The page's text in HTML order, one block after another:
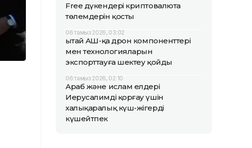
Free дүкендері криптовалюта
төлемдерін қосты
06 тамыз 2026, 03:02
Қытай АҚШ-қа дрон компоненттері
мен технологияларын
экспорттауға шектеу қойды
06 тамыз 2026, 02:10
Араб және ислам елдері
Иерусалимді қорғау үшін
халықаралық күш-жігерді
күшейтпек